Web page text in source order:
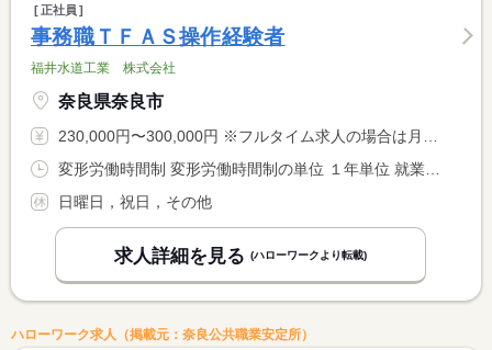
正社員
事務職ＴＦＡＳ操作経験者
福井水道工業 株式会社
奈良県奈良市
230,000円〜300,000円 ※フルタイム求人の場合は月額（換算額）、パート求人の場合は時間額を表示しています。
日曜日，祝日，その他
求人詳細を見る (ハローワークより転載)
ハローワーク求人（掲載元：奈良公共職業安定所）